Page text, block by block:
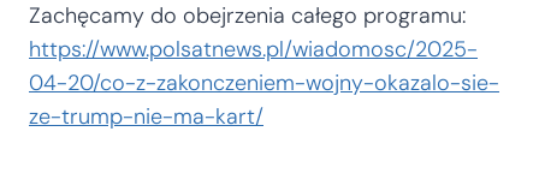
Zachęcamy do obejrzenia całego programu:
https://www.polsatnews.pl/wiadomosc/2025-
04-20/co-z-zakonczeniem-wojny-okazalo-sie-
ze-trump-nie-ma-kart/